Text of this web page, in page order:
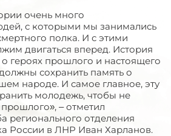
очень много
с которыми мы занимались
полка. И с этими
двигаться вперед. История
героях прошлого и настоящего
сохранить память о
народе. И самое главное, эту
молодежь, чтобы не
– отметил
регионального отделения
России в ЛНР Иван Харланов.